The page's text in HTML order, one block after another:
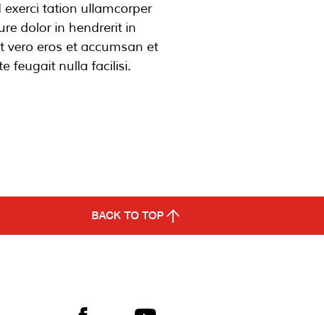
tation ullamcorper
dolor in hendrerit in
vero eros et accumsan et
feugait nulla facilisi.
BACK TO TOP